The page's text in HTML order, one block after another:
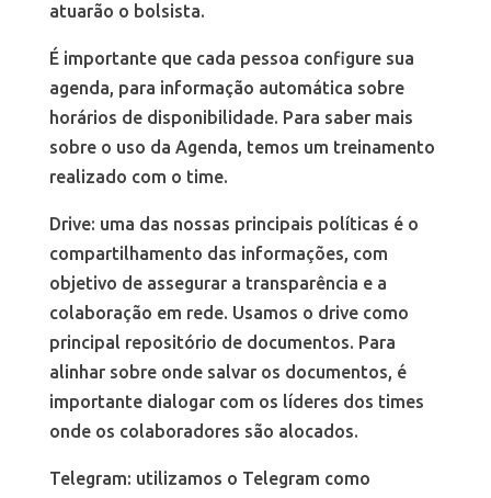
atuarão o bolsista.
É importante que cada pessoa configure sua
agenda, para informação automática sobre
horários de disponibilidade. Para saber mais
sobre o uso da Agenda, temos um treinamento
realizado com o time.
Drive: uma das nossas principais políticas é o
compartilhamento das informações, com
objetivo de assegurar a transparência e a
colaboração em rede. Usamos o drive como
principal repositório de documentos. Para
alinhar sobre onde salvar os documentos, é
importante dialogar com os líderes dos times
onde os colaboradores são alocados.
Telegram: utilizamos o Telegram como